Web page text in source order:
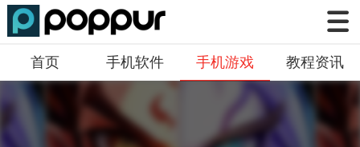
首页 手机软件 手机游戏 教程资讯